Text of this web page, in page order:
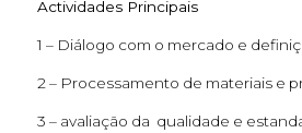
Actividades Principais
1 – Diálogo com o mercado e
2 – Processamento de materiais e
3 – avaliação da qualidade e